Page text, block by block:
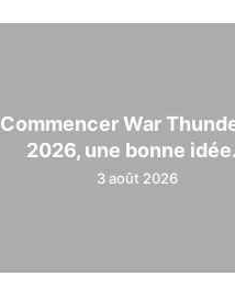
Commencer War
2026, une bonne
3 août 2026